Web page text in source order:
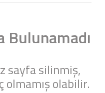
Bulunamadı
sayfa silinmiş,
olabilir.